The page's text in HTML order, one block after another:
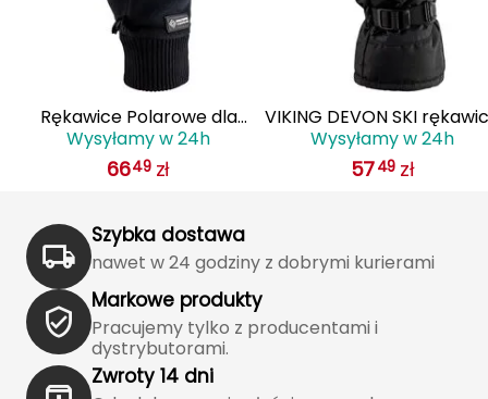
KONG
Kari Traa
Karpos
Rękawice Polarowe dla
Dorosłych VIKING Solano
GWS Multifunction
Wysyłamy w 24h
6649 zł
VIKING DEVON SKI
zimowe męskie
110/22/6014 czarne
Wysyłamy w 24h
5749 zł
Szybka dostawa
nawet w 24 godziny z dobrymi kurierami
Markowe produkty
Pracujemy tylko z producentami i
dystrybutorami.
Zwroty 14 dni